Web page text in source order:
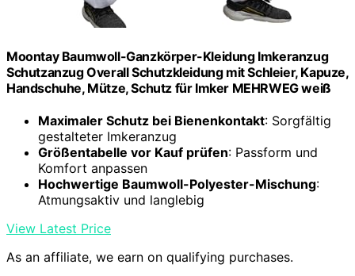
Moontay Baumwoll-Ganzkörper-Kleidung Imkeranzug
Schutzanzug Overall Schutzkleidung mit Schleier, Kapuze,
Handschuhe, Mütze, Schutz für Imker MEHRWEG weiß
Maximaler Schutz bei Bienenkontakt: Sorgfältig
gestalteter Imkeranzug
Größentabelle vor Kauf prüfen: Passform und
Komfort anpassen
Hochwertige Baumwoll-Polyester-Mischung:
Atmungsaktiv und langlebig
View Latest Price
As an affiliate, we earn on qualifying purchases.